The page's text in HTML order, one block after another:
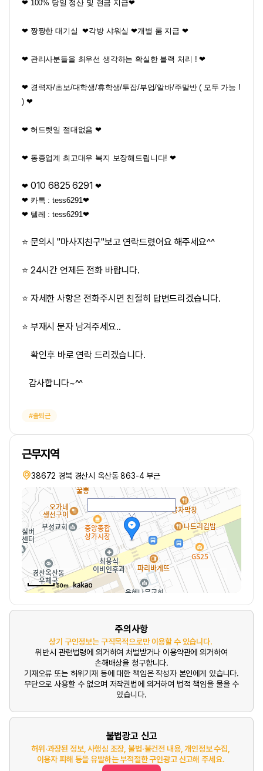
❤ 100% 당일 정산 및 현금 지급❤
❤ 짱짱한 대기실❤각방 샤워실❤개별 룸 지급 ❤
❤ 관리사분들을 최우선 생각하는 확실한 블랙 처리 ! ❤
❤ 경력자/초보/대학생/휴학생/투잡/부업/알바/주말반 ( 모두 가능 !
) ❤
❤ 허드렛일 절대없음 ❤
❤ 동종업계 최고대우 복지 보장해드립니다! ❤
❤ 010 6825 6291 ❤
❤ 카톡 : tess6291❤
❤ 텔레 : tess6291❤
⭐ 문의시 "마사지친구"보고 연락드렸어요 해주세요^^
⭐ 24시간 언제든 전화 바랍니다.
⭐ 자세한 사항은 전화주시면 친절히 답변드리겠습니다.
⭐ 부재시 문자 남겨주세요..
확인후 바로 연락 드리겠습니다.
감사합니다~^^
출퇴근
근무지역
38672 경북 경산시 옥산동 863-4 부근
50m
주의사항
상기 구인정보는 구직목적으로만 이용할 수 있습니다.
위반시 관련법령에 의거하여 처벌받거나 이용약관에 의거하여
손해배상을 청구합니다.
기재오류 또는 허위기재 등에 대한 책임은 작성자 본인에게 있습니다.
무단으로 사용할 수 없으며 저작권법에 의거하여 법적 책임을 물을 수
있습니다.
불법광고 신고
허위·과장된 정보, 사행심 조장, 불법·불건전 내용, 개인정보 수집,
이용자 피해 등을 유발하는 부적절한 구인광고 신고해 주세요.